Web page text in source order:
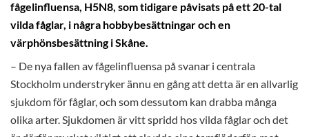
fågelinfluensa, H5N8, som tidigare påvisats på ett 20-tal
vilda fåglar, i några hobbybesättningar och en
värphönsbesättning i Skåne.
– De nya fallen av fågelinfluensa på svanar i centrala
Stockholm understryker ännu en gång att detta är en allvarlig
sjukdom för fåglar, och som dessutom kan drabba många
olika arter. Sjukdomen är vitt spridd hos vilda fåglar och det